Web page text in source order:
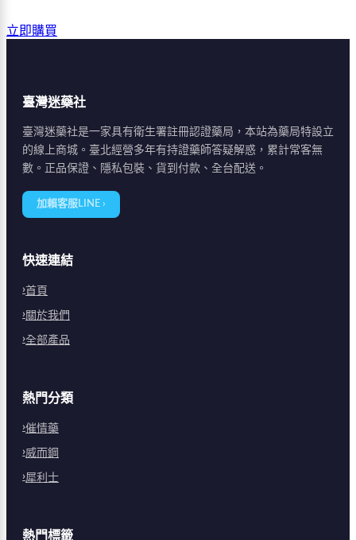
立即購買
臺灣迷藥社
臺灣迷藥社是一家具有衛生署註冊認證藥局，本站為藥局特設立
的線上商城。臺北經營多年有持證藥師答疑解惑，累計常客無
數。正品保證、隱私包裝、貨到付款、全台配送。
加賴客服LINE ›
快速連結
首頁
關於我們
全部產品
熱門分類
催情藥
威而鋼
犀利士
熱門標籤